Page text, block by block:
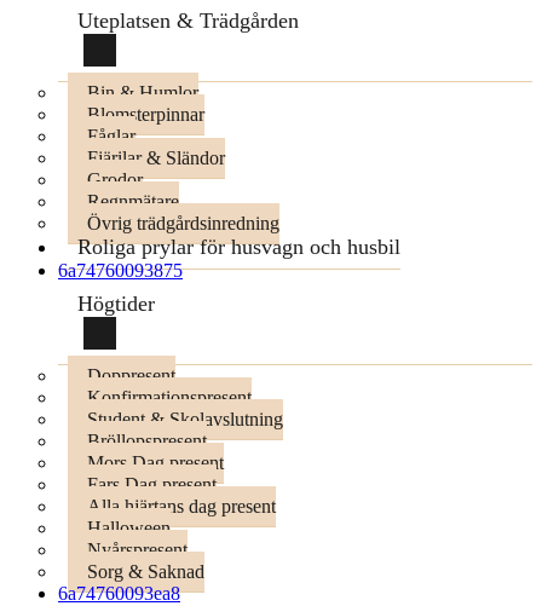
Uteplatsen & Trädgården
Bin & Humlor
Blomsterpinnar
Fåglar
Fjärilar & Sländor
Grodor
Regnmätare
Övrig trädgårdsinredning
Roliga prylar för husvagn och husbil
6a74760093875
Högtider
Doppresent
Konfirmationspresent
Student & Skolavslutning
Bröllopspresent
Mors Dag present
Fars Dag present
Alla hjärtans dag present
Halloween
Nyårspresent
Sorg & Saknad
6a74760093ea8